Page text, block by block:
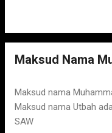
Maksud Nama
Maksud nama
Maksud nama Utbah
SAW